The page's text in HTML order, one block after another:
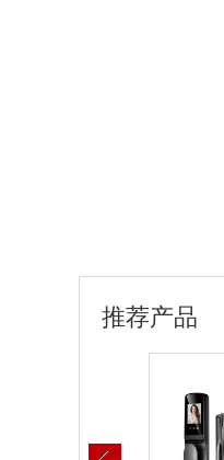
推荐产品